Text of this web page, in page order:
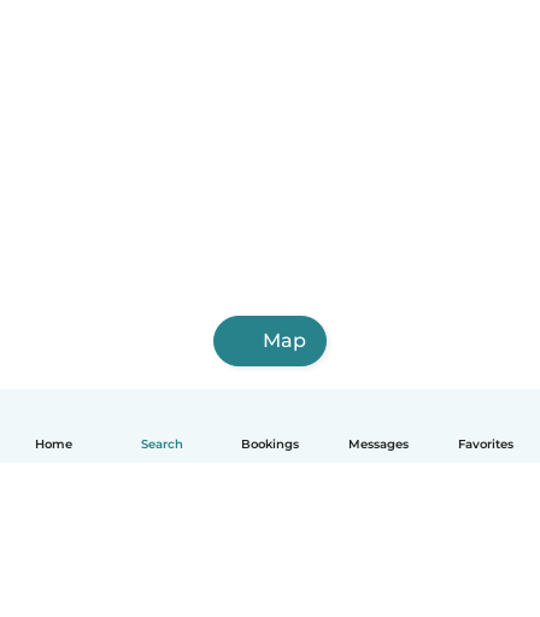
Home Search Bookings Messages Favorites
Map